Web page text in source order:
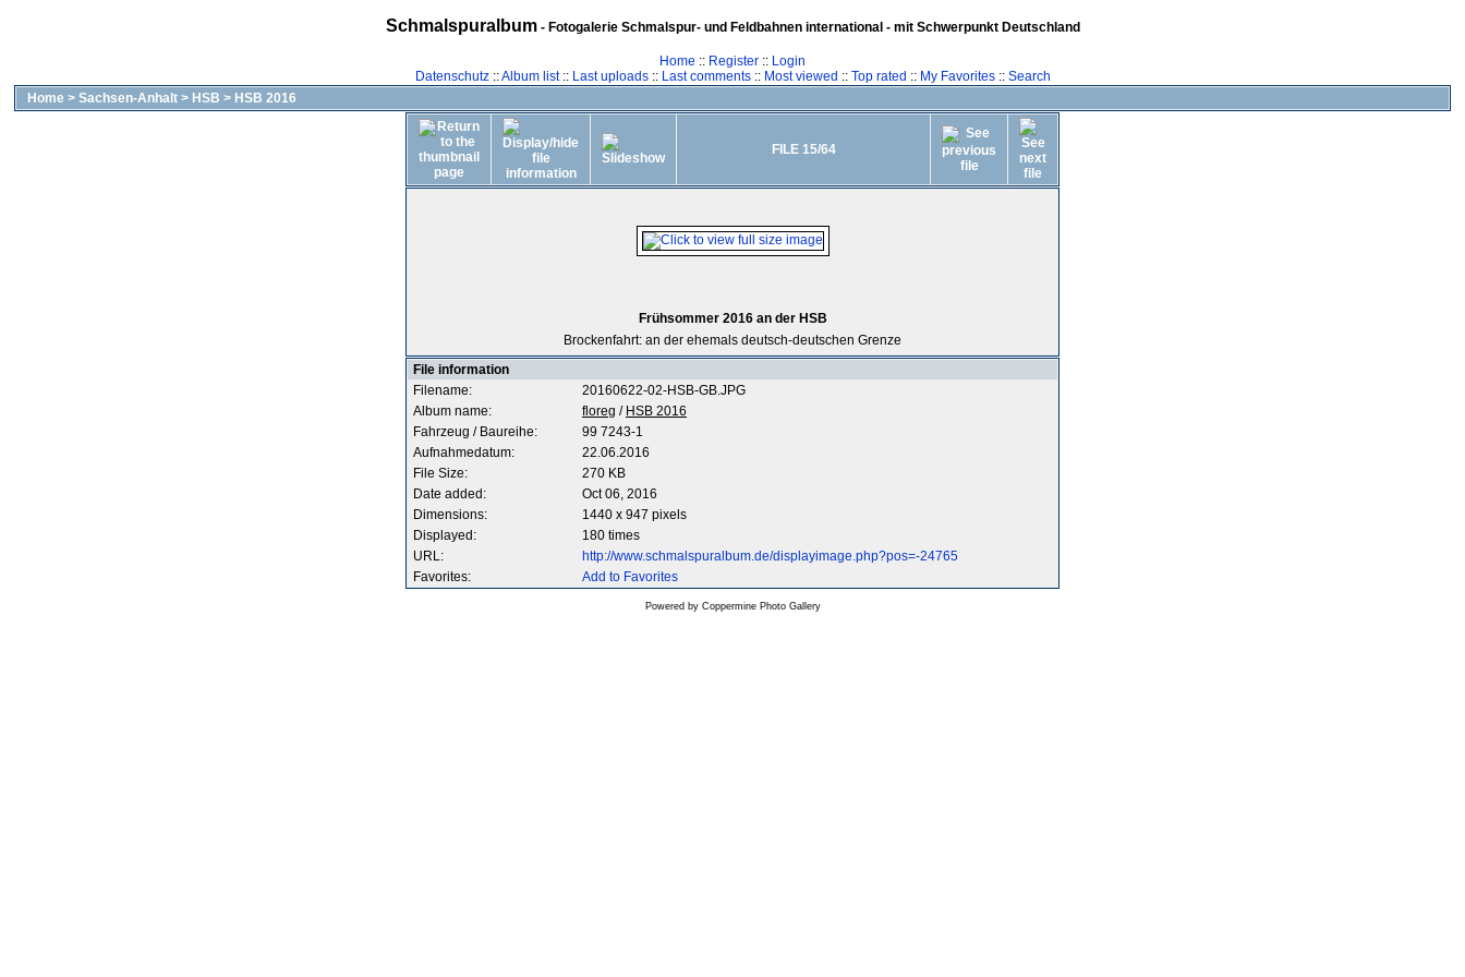
Schmalspuralbum- Fotogalerie Schmalspur- und Feldbahnen international - mit Schwerpunkt Deutschland
Home :: Register :: Login
Datenschutz::Album list:: Last uploads:: Last comments:: Most viewed :: Top rated :: My Favorites:: Search
Home > Sachsen-Anhalt > HSB > HSB 2016
FILE 15/64
Frühsommer 2016 an der HSB
Brockenfahrt: an der ehemals deutsch-deutschen Grenze
File information
Filename:
20160622-02-HSB-GB.JPG
Album name:
floreg / HSB 2016
Fahrzeug / Baureihe:
99 7243-1
Aufnahmedatum:
22.06.2016
File Size:
270 KB
Date added:
Oct 06, 2016
Dimensions:
1440 x 947 pixels
Displayed:
180 times
URL:
http://www.schmalspuralbum.de/displayimage.php?pos=-24765
Favorites:
Add to Favorites
Powered by Coppermine Photo Gallery